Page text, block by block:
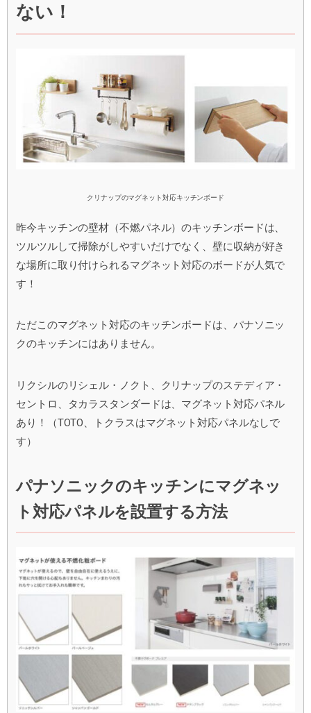
ない！
クリナップのマグネット対応キッチンボード
昨今キッチンの壁材（不燃パネル）のキッチンボードは、
ツルツルして掃除がしやすいだけでなく、壁に収納が好き
な場所に取り付けられるマグネット対応のボードが人気で
す！
ただこのマグネット対応のキッチンボードは、パナソニッ
クのキッチンにはありません。
リクシルのリシェル・ノクト、クリナップのステディア・
セントロ、タカラスタンダードは、マグネット対応パネル
あり！（TOTO、トクラスはマグネット対応パネルなしで
す）
パナソニックのキッチンにマグネッ
ト対応パネルを設置する方法